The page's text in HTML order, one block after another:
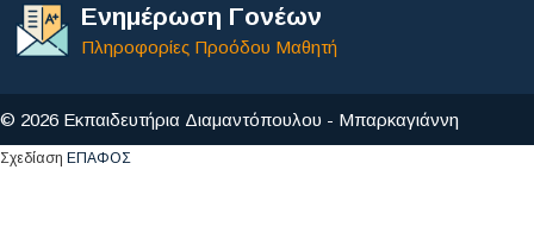
Ενημέρωση Γονέων
Πληροφορίες Προόδου Μαθητή
© 2026 Εκπαιδευτήρια Διαμαντόπουλου - Μπαρκαγιάννη
Σχεδίαση ΕΠΑΦΟΣ